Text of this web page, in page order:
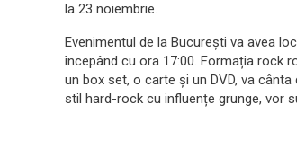
la 23 noiembrie.
Evenimentul de la București va avea
începând cu ora 17:00. Formația rock
un box set, o carte și un DVD, va
stil hard-rock cu influențe grunge, vor